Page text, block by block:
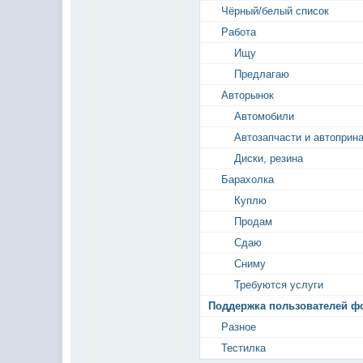
Чёрный/белый список
Работа
Ищу
Предлагаю
Авторынок
Автомобили
Автозапчасти и
Диски, резина
Барахолка
Куплю
Продам
Сдаю
Сниму
Требуются услуги
Поддержка пользователей
Разное
Тестилка